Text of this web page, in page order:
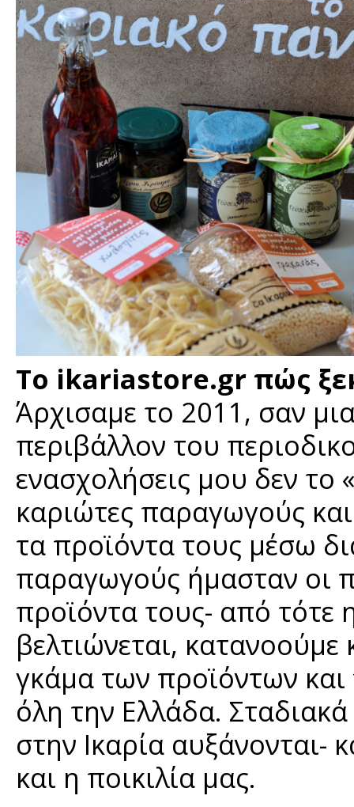
Το ikariastore.gr πώς
Άρχισαμε το 2011, σαν
περιβάλλον του
ενασχολήσεις μου δεν
καριώτες παραγωγούς
τα προϊόντα τους μέσω
παραγωγούς ήμασταν οι
προϊόντα τους- από τότε
βελτιώνεται,
γκάμα των προϊόντων
όλη την Ελλάδα.
στην Ικαρία αυξάνονται-
και η ποικιλία μας.